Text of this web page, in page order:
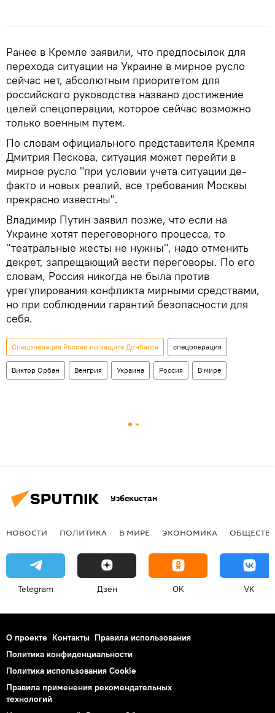
Ранее в Кремле заявили, что предпосылок для
перехода ситуации на Украине в мирное русло
сейчас нет, абсолютным приоритетом для
российского руководства названо достижение
целей спецоперации, которое сейчас возможно
только военным путем.
По словам официального представителя Кремля
Дмитрия Пескова, ситуация может перейти в
мирное русло "при условии учета ситуации де-
факто и новых реалий, все требования Москвы
прекрасно известны".
Владимир Путин заявил позже, что если на
Украине хотят переговорного процесса, то
"театральные жесты не нужны", надо отменить
декрет, запрещающий вести переговоры. По его
словам, Россия никогда не была против
урегулирования конфликта мирными средствами,
но при соблюдении гарантий безопасности для
себя.
Спецоперация России по защите Донбасса спецоперация
Виктор Орбан Венгрия Украина Россия В мире
Узбекистан
НОВОСТИ ПОЛИТИКА В МИРЕ ЭКОНОМИКА
Telegram Дзен OK VK
О проекте Контакты Правила использования
Политика конфиденциальности
Политика использования Cookie
Правила применения рекомендательных
технологий